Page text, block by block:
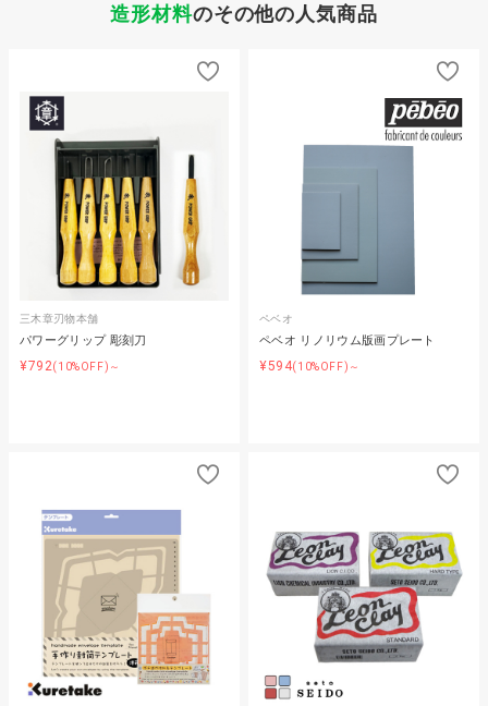
造形材料のその他の人気商品
三木章刃物本舗
パワーグリップ 彫刻刀
¥792(10%OFF)～
ペベオ
ペベオ リノリウム版画プレート
¥594(10%OFF)～